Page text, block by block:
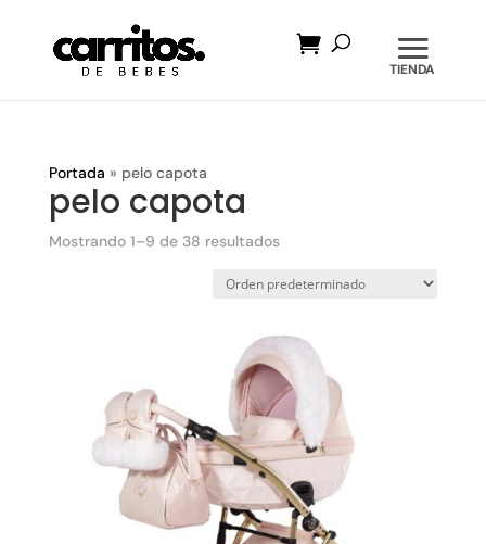
productos
Portada » pelo capota
pelo capota
Mostrando 1–9 de 38 resultados